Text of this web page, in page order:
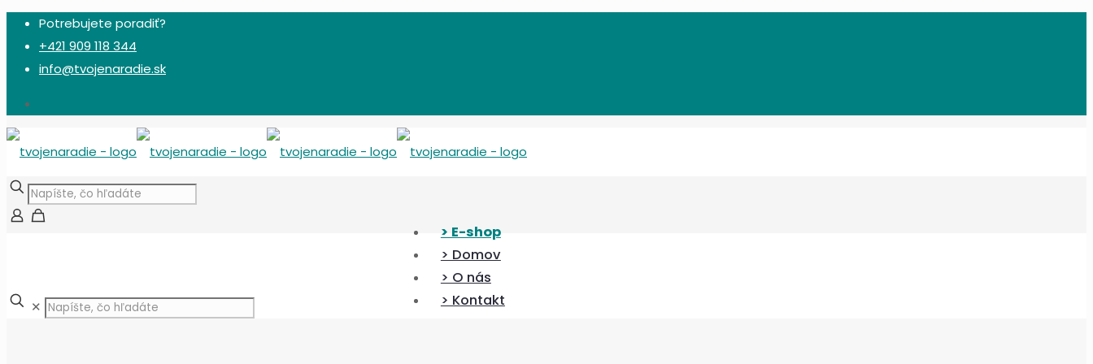
Potrebujete poradiť?
+421 909 118 344
info@tvojenaradie.sk
> E-shop
> Domov
> O nás
> Kontakt
✕